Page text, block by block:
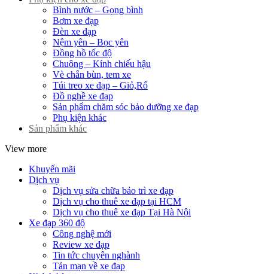
Bình nước – Gọng bình
Bơm xe đạp
Đèn xe đạp
Nệm yên – Bọc yên
Đồng hồ tốc độ
Chuông – Kính chiếu hậu
Vè chắn bùn, tem xe
Túi treo xe đạp – Giỏ,Rổ
Đồ nghề xe đạp
Sản phẩm chăm sóc bảo dưỡng xe đạp
Phụ kiện khác
Sản phẩm khác
View more
Khuyến mãi
Dịch vụ
Dịch vụ sửa chữa bảo trì xe đạp
Dịch vụ cho thuê xe đạp tại HCM
Dịch vụ cho thuê xe đạp Tại Hà Nội
Xe đạp 360 độ
Công nghệ mới
Review xe đạp
Tin tức chuyên nghành
Tản mạn về xe đạp